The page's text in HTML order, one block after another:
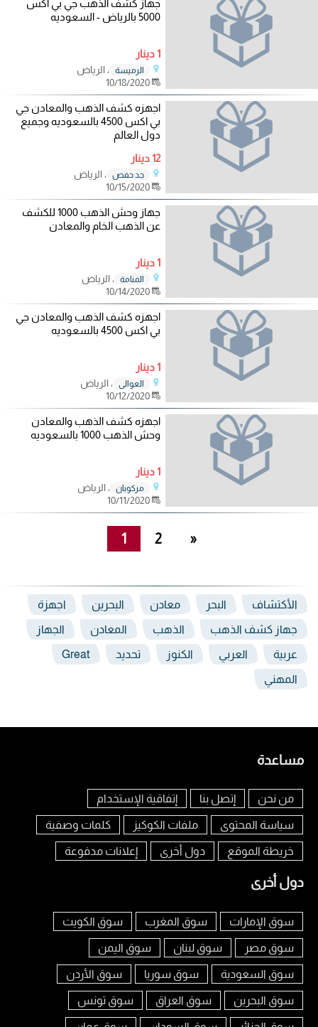
جهاز كشف الذهب جي بي اكس
5000 بالرياض - السعوديه
1 دينار
الرميسة
، الرياض
10/18/2020
اجهزه كشف الذهب والمعادن جي
بي اكس 4500 بالسعوديه وجميع
دول العالم
12 دينار
جد حفص
، الرياض
10/15/2020
جهاز وحش الذهب 1000 للكشف
عن الذهب الخام والمعادن
1 دينار
المنامة
، الرياض
10/14/2020
اجهزه كشف الذهب والمعادن جي
بي اكس 4500 بالسعوديه
1 دينار
العوالي
، الرياض
10/12/2020
اجهزه كشف الذهب والمعادن
وحش الذهب 1000 بالسعوديه
1 دينار
مركوبان
، الرياض
10/11/2020
1 2 »
الأكتشاف البحر معادن البحرين اجهزة
جهاز كشف الذهب الذهب المعادن الجهاز
عربية العربي الكنوز تحديد Great
المهني
مساعدة
من نحن إتصل بنا إتفاقية الإستخدام
سياسة المحتوى ملفات الكوكيز كلمات وصفية
خريطة الموقع دول أخرى إعلانات مدفوعة
دول أخرى
سوق الإمارات سوق المغرب سوق الكويت
سوق مصر سوق لبنان سوق اليمن
سوق السعودية سوق سوريا سوق الأردن
سوق البحرين سوق العراق سوق تونس